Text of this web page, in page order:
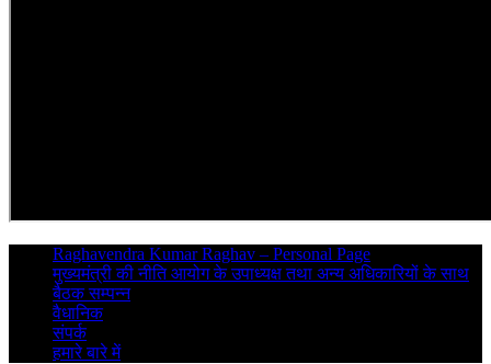
Raghavendra Kumar Raghav – Personal Page
मुख्यमंत्री की नीति आयोग के उपाध्यक्ष तथा अन्य अधिकारियों के साथ
बैठक सम्पन्न
वैधानिक
संपर्क
हमारे बारे में